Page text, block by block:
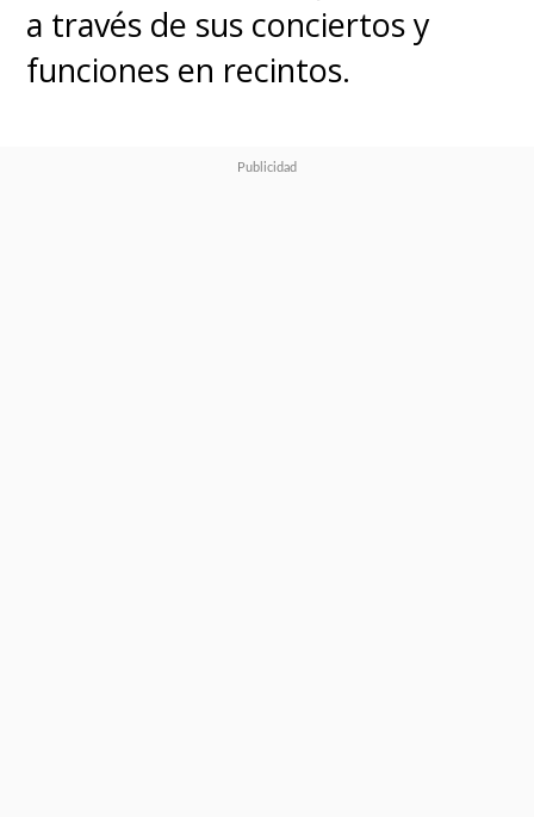
a través de sus conciertos y
funciones en recintos.